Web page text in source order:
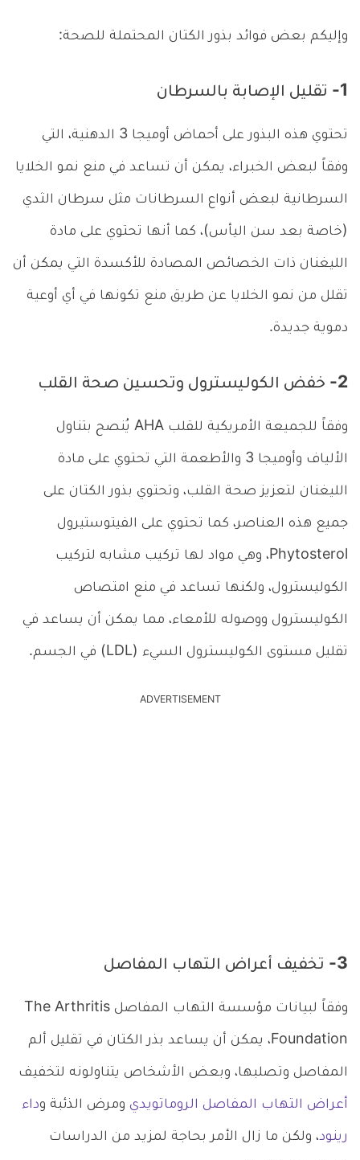
وإليكم بعض فوائد بذور الكتان المحتملة للصحة:
1- تقليل الإصابة بالسرطان
تحتوي هذه البذور على أحماض أوميجا 3 الدهنية، التي
وفقاً لبعض الخبراء، يمكن أن تساعد في منع نمو الخلايا
السرطانية لبعض أنواع السرطانات مثل سرطان الثدي
(خاصة بعد سن اليأس)، كما أنها تحتوي على مادة
الليغنان ذات الخصائص المصادة للأكسدة التي يمكن أن
تقلل من نمو الخلايا عن طريق منع تكونها في أي أوعية
دموية جديدة.
2- خفض الكوليسترول وتحسين صحة القلب
وفقاً للجميعة الأمريكية للقلب AHA يُنصح بتناول
الألياف وأوميجا 3 والأطعمة التي تحتوي على مادة
الليغنان لتعزيز صحة القلب، وتحتوي بذور الكتان على
جميع هذه العناصر، كما تحتوي على الفيتوستيرول
Phytosterol، وهي مواد لها تركيب مشابه لتركيب
الكوليسترول، ولكنها تساعد في منع امتصاص
الكوليسترول ووصوله للأمعاء، مما يمكن أن يساعد في
تقليل مستوى الكوليسترول السيء (LDL) في الجسم.
ADVERTISEMENT
3- تخفيف أعراض التهاب المفاصل
وفقاً لبيانات مؤسسة التهاب المفاصل The Arthritis
Foundation، يمكن أن يساعد بذر الكتان في تقليل ألم
المفاصل وتصلبها، وبعض الأشخاص يتناولونه لتخفيف
أعراض التهاب المفاصل الروماتويدي ومرض الذئبة وداء
رينود، ولكن ما زال الأمر بحاجة لمزيد من الدراسات